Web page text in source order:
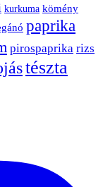
kurkuma kömény
paprika
pirospaprika rizs
tészta